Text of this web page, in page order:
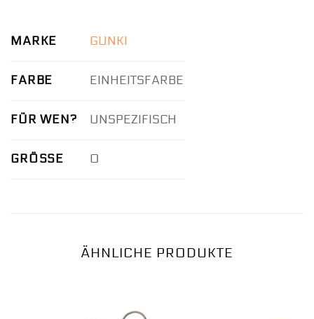
MARKE GUNKI
FARBE EINHEITSFARBE
FÜR WEN? UNSPEZIFISCH
GRÖSSE 0
ÄHNLICHE PRODUKTE